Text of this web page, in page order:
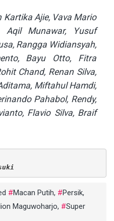
Kartika Ajie, Vava Mario
Aqil Munawar, Yusuf
Rangga Widiansyah,
Bayu Otto, Fitra
Chand, Renan Silva,
Miftahul Hamdi,
Pahabol, Rendy,
Flavio Silva, Braif
Macan Putih, Persik,
Maguwoharjo,
Super